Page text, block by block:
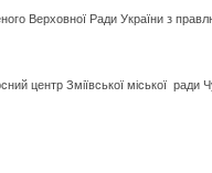
Верховної Ради України з
центр Зміївської міської ради